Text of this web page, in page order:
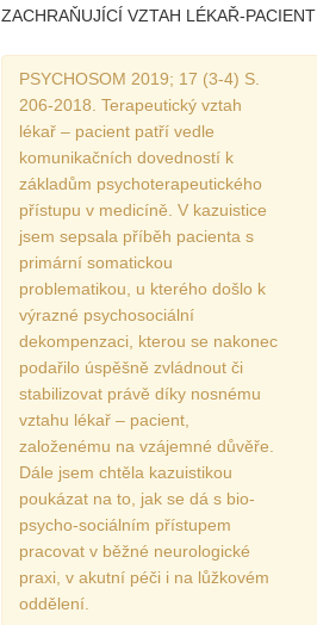
ZACHRAŇUJÍCÍ VZTAH LÉKAŘ-PACIENT
PSYCHOSOM 2019; 17 (3-4) S.
206-2018. Terapeutický vztah
lékař – pacient patří vedle
komunikačních dovedností k
základům psychoterapeutického
přístupu v medicíně. V kazuistice
jsem sepsala příběh pacienta s
primární somatickou
problematikou, u kterého došlo k
výrazné psychosociální
dekompenzaci, kterou se nakonec
podařilo úspěšně zvládnout či
stabilizovat právě díky nosnému
vztahu lékař – pacient,
založenému na vzájemné důvěře.
Dále jsem chtěla kazuistikou
poukázat na to, jak se dá s bio-
psycho-sociálním přístupem
pracovat v běžné neurologické
praxi, v akutní péči i na lůžkovém
oddělení.